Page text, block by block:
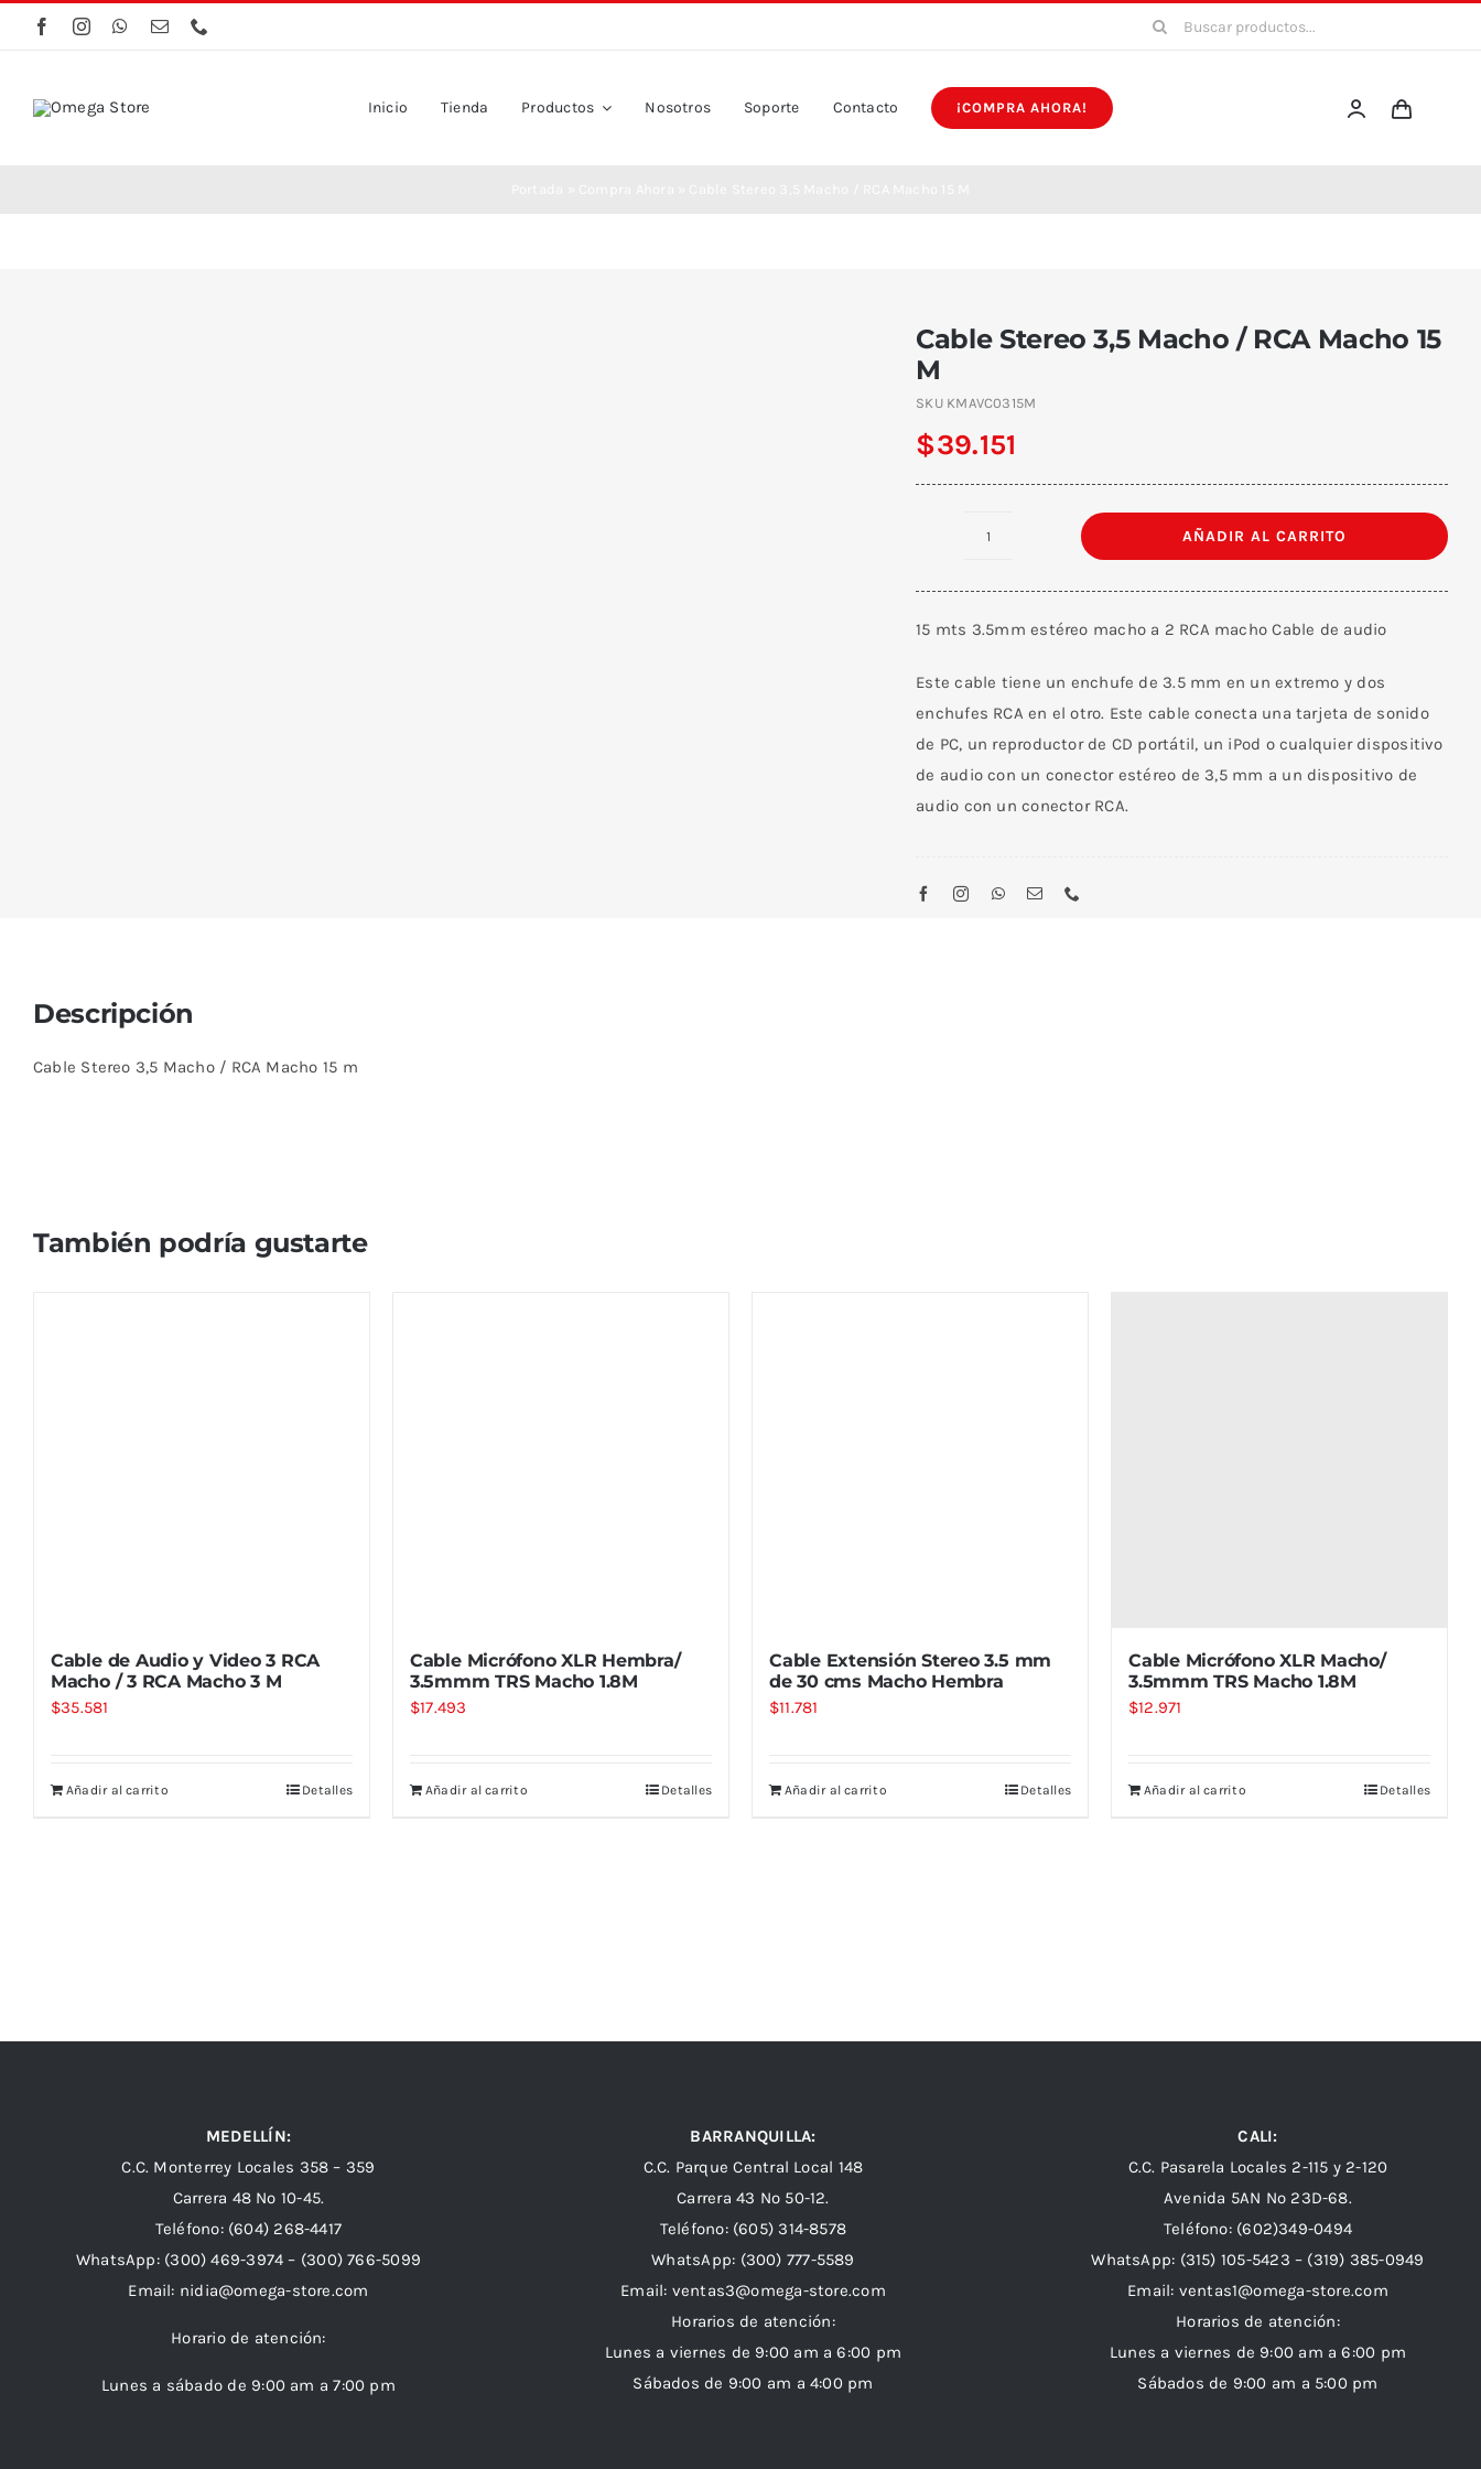
Saltar
Buscar:
Inicio Tienda Productos Nosotros Soporte Contacto ¡COMPRA AHORA!
Cable Stereo 3,5 Macho / RCA Macho 15
M
SKU KMAVC0315M
$39.151
Macho
RCA
AÑADIR AL CARRITO
15 mts 3.5mm estéreo macho a 2 RCA macho Cable de audio
Este cable tiene un enchufe de 3.5 mm en un extremo y dos
enchufes RCA en el otro. Este cable conecta una tarjeta de sonido
de PC, un reproductor de CD portátil, un iPod o cualquier dispositivo
de audio con un conector estéreo de 3,5 mm a un dispositivo de
audio con un conector RCA.
Descripción
Cable Stereo 3,5 Macho / RCA Macho 15 m
También podría gustarte
Cable de Audio y Video 3 RCA
Macho / 3 RCA Macho 3 M
$35.581
Añadir al carrito Detalles
Cable Micrófono XLR Hembra/
3.5mmm TRS Macho 1.8M
$17.493
Añadir al carrito Detalles
Cable Extensión Stereo 3.5 mm
de 30 cms Macho Hembra
$11.781
Añadir al carrito Detalles
Cable Micrófono XLR Macho/
3.5mmm TRS Macho 1.8M
$12.971
Añadir al carrito Detalles
MEDELLÍN:
C.C. Monterrey Locales 358 – 359
Carrera 48 Nº 10-45.
Teléfono: (604) 268-4417
WhatsApp: (300) 469-3974 – (300) 766-5099
Email: nidia@omega-store.com
Horario de atención:
Lunes a sábado de 9:00 am a 7:00 pm
BARRANQUILLA:
C.C. Parque Central Local 148
Carrera 43 Nº 50-12.
Teléfono: (605) 314-8578
WhatsApp: (300) 777-5589
Email: ventas3@omega-store.com
Horarios de atención:
Lunes a viernes de 9:00 am a 6:00 pm
Sábados de 9:00 am a 4:00 pm
CALI:
C.C. Pasarela Locales 2-115 y 2-120
Avenida 5AN Nº 23D-68.
Teléfono: (602)349-0494
WhatsApp: (315) 105-5423 – (319) 385-0949
Email: ventas1@omega-store.com
Horarios de atención:
Lunes a viernes de 9:00 am a 6:00 pm
Sábados de 9:00 am a 5:00 pm